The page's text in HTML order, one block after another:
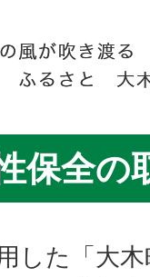
保全の
した「大